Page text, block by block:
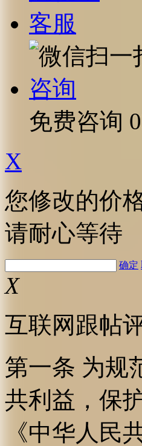
客服
咨询
免费咨询
X
您修改的价
请耐心等待
确定
X
互联网跟帖
第一条 为规
共利益，保
《中华人民